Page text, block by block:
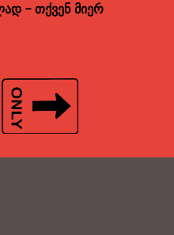
- თქვენ მიერ